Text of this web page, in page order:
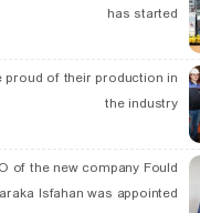
has started
proud of their production in
the industry
of the new company Fould
Isfahan was appointed